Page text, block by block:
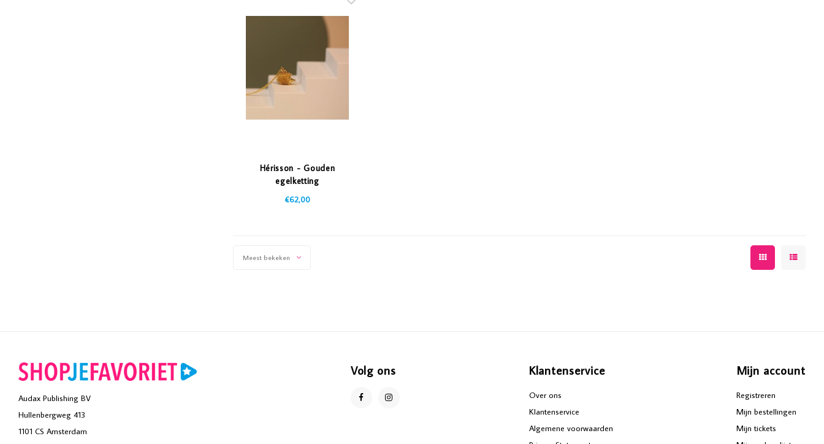
Hérisson - Gouden
egelketting
€62,00
Meest bekeken
Audax Publishing BV
Hullenbergweg 413
1101 CS Amsterdam
Volg ons Klantenservice
Over ons
Klantenservice
Algemene voorwaarden
Mijn account
Registreren
Mijn bestellingen
Mijn tickets